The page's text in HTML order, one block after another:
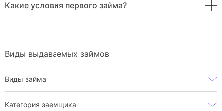
Какие условия первого займа?
Виды выдаваемых займов
Виды займа
Категория заемщика